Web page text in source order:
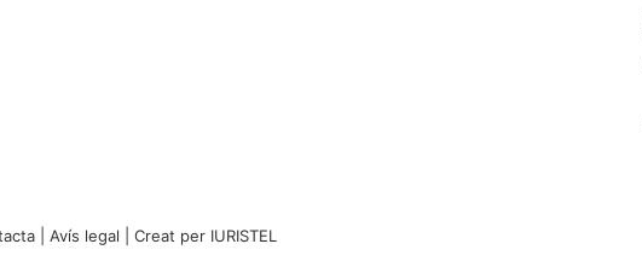
Avís legal | Creat per IURISTEL